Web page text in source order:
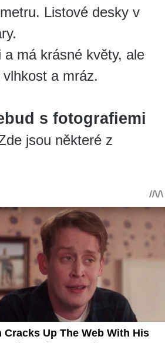
Listové desky v
má krásné květy, ale
a mráz.
s fotografiemi
jsou některé z